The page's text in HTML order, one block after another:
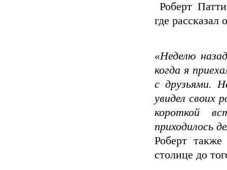
Роберт
где
«Неделю
когда я
с друзьями.
увидел своих
короткой
приходилось
Роберт
столице до